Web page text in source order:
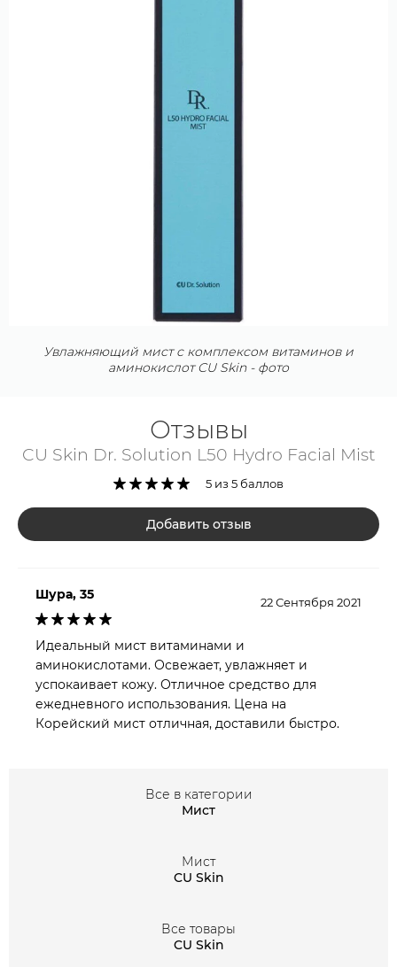
типа кожи, в том числе чувствительной. Средство
многофункционально и заменяет тоник, активный
Увлажняющий мист с комплексом витаминов и
аминокислот CU Skin - фото
Отзывы
CU Skin Dr. Solution L50 Hydro Facial Mist
5 из 5 баллов
Добавить отзыв
Шура, 35 22 Сентября 2021
Идеальный мист витаминами и
аминокислотами. Освежает, увлажняет и
успокаивает кожу. Отличное средство для
ежедневного использования. Цена на
Корейский мист отличная, доставили быстро.
Все в категории
Мист
Мист
CU Skin
Все товары
CU Skin